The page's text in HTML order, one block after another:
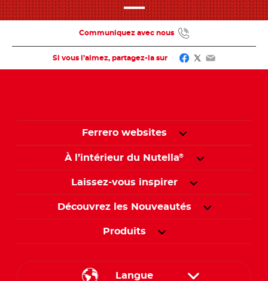
Si vous l’aimez, partagez-la sur Facebook
Twitter
Email
Communiquez avec nous
Ferrero websites
À l’intérieur du Nutella®
Laissez-vous inspirer
Découvrez les Nouveautés
Produits
Langue